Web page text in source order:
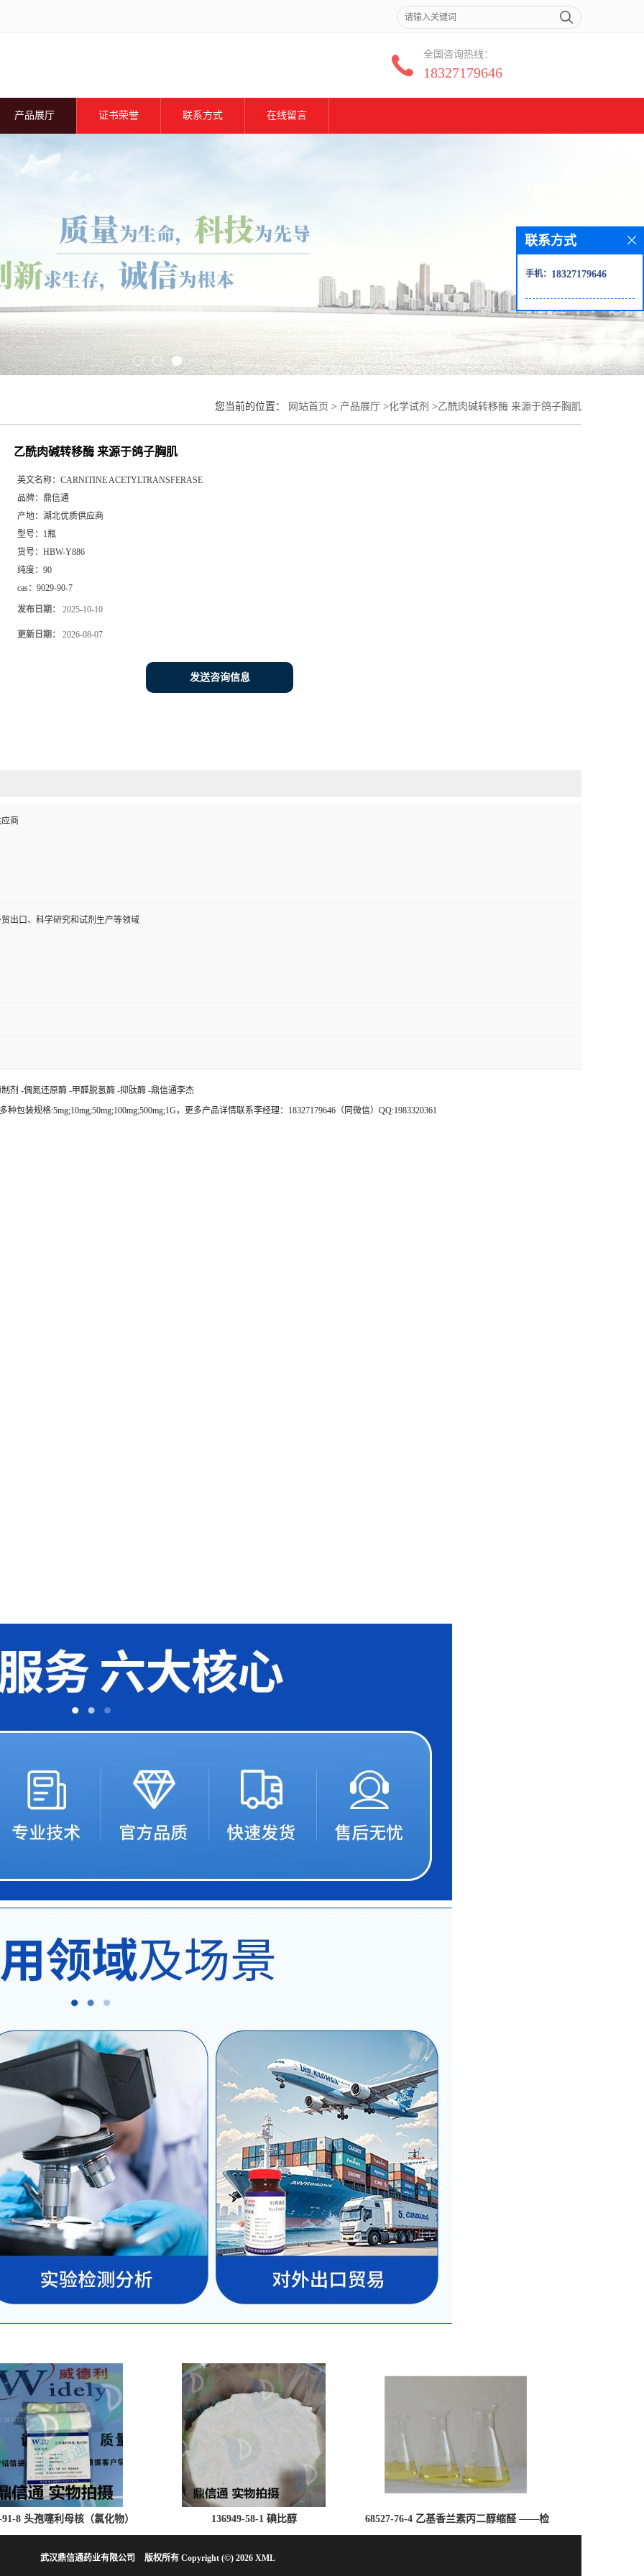
全国咨询热线：
18327179646
产品展厅 证书荣誉 联系方式 在线留言
您当前的位置： 网站首页 > 产品展厅 >化学试剂 >乙酰肉碱转移酶 来源于鸽子胸肌
乙酰肉碱转移酶 来源于鸽子胸肌
英文名称： CARNITINE ACETYLTRANSFERASE
品牌： 鼎信通
产地： 湖北优质供应商
型号： 1瓶
货号： HBW-Y886
纯度： 90
cas： 9029-90-7
发布日期： 2025-10-10
更新日期： 2026-08-07
发送咨询信息
商
出口、科学研究和试剂生产等领域
剂 -偶氮还原酶 -甲醛脱氢酶 -抑肽酶 -鼎信通李杰
装规格:5mg;10mg;50mg;100mg;500mg;1G，更多产品详情联系李经理：18327179646（同微信）QQ:1983320361
91-8 头孢噻利母核（氯化物） 136949-58-1 碘比醇
68527-76-4 乙基香兰素丙二醇缩醛 ——检
测方法 -技术资料 -质量标准 -性质 -中间
联系方式
手机： 18327179646
武汉鼎信通药业有限公司 版权所有 Copyright (©) 2026 XML